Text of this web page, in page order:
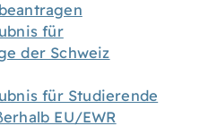
für
der Schweiz
für Studierende
EU/EWR